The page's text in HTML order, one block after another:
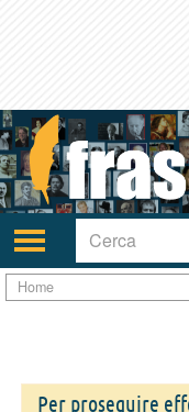
Attiva/disattiva
navigazione
Home
Per proseguire